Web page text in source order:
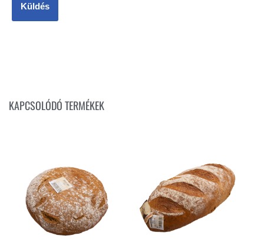
KAPCSOLÓDÓ TERMÉKEK